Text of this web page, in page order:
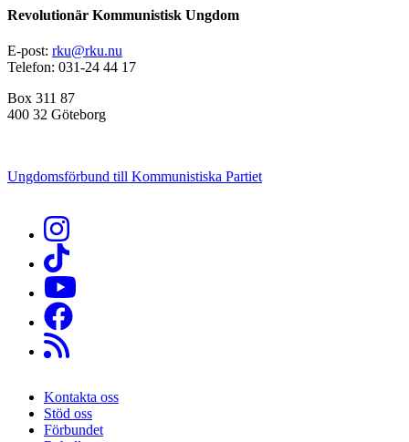
Revolutionär Kommunistisk Ungdom
E-post: rku@rku.nu
Telefon: 031-24 44 17
Box 311 87
400 32 Göteborg
Ungdomsförbund till Kommunistiska Partiet
Sidfot
Kontakta oss
Stöd oss
Förbundet